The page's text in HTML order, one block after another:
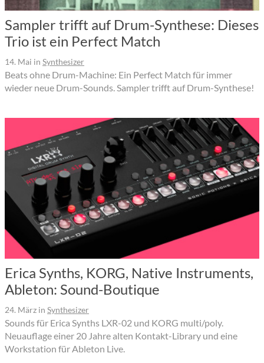
Sampler trifft auf Drum-Synthese: Dieses
Trio ist ein Perfect Match
14. Mai in Synthesizer
Beats ohne Drum-Machine: Ein Perfect Match für immer
wieder neue Drum-Sounds. Sampler trifft auf Drum-Synthese!
Erica Synths, KORG, Native Instruments,
Ableton: Sound-Boutique
24. März in Synthesizer
Sounds für Erica Synths LXR-02 und KORG multi/poly.
Neuauflage einer 20 Jahre alten Kontakt-Library und eine
Workstation für Ableton Live.